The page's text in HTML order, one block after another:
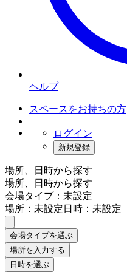
ヘルプ
スペースをお持ちの方
ログイン
新規登録
場所、日時から探す
場所、日時から探す
会場タイプ：未設定
場所：未設定日時：未設定
会場タイプを選ぶ
場所を入力する
日時を選ぶ